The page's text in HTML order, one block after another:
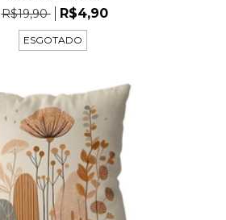
R$19,90 R$4,90
ESGOTADO